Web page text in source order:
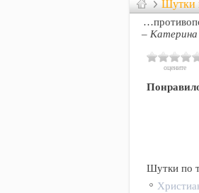
Шутки
– Катерина
оцените
Шутки по